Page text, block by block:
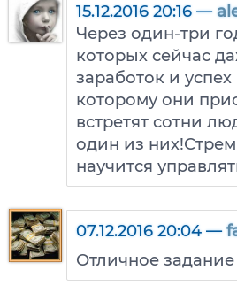
15.12.2016 20:16 —
Через один-три
которых сейчас
заработок и успех
которому они
встретят сотни
один из
научится
07.12.2016 20:04 —
Отличное задание